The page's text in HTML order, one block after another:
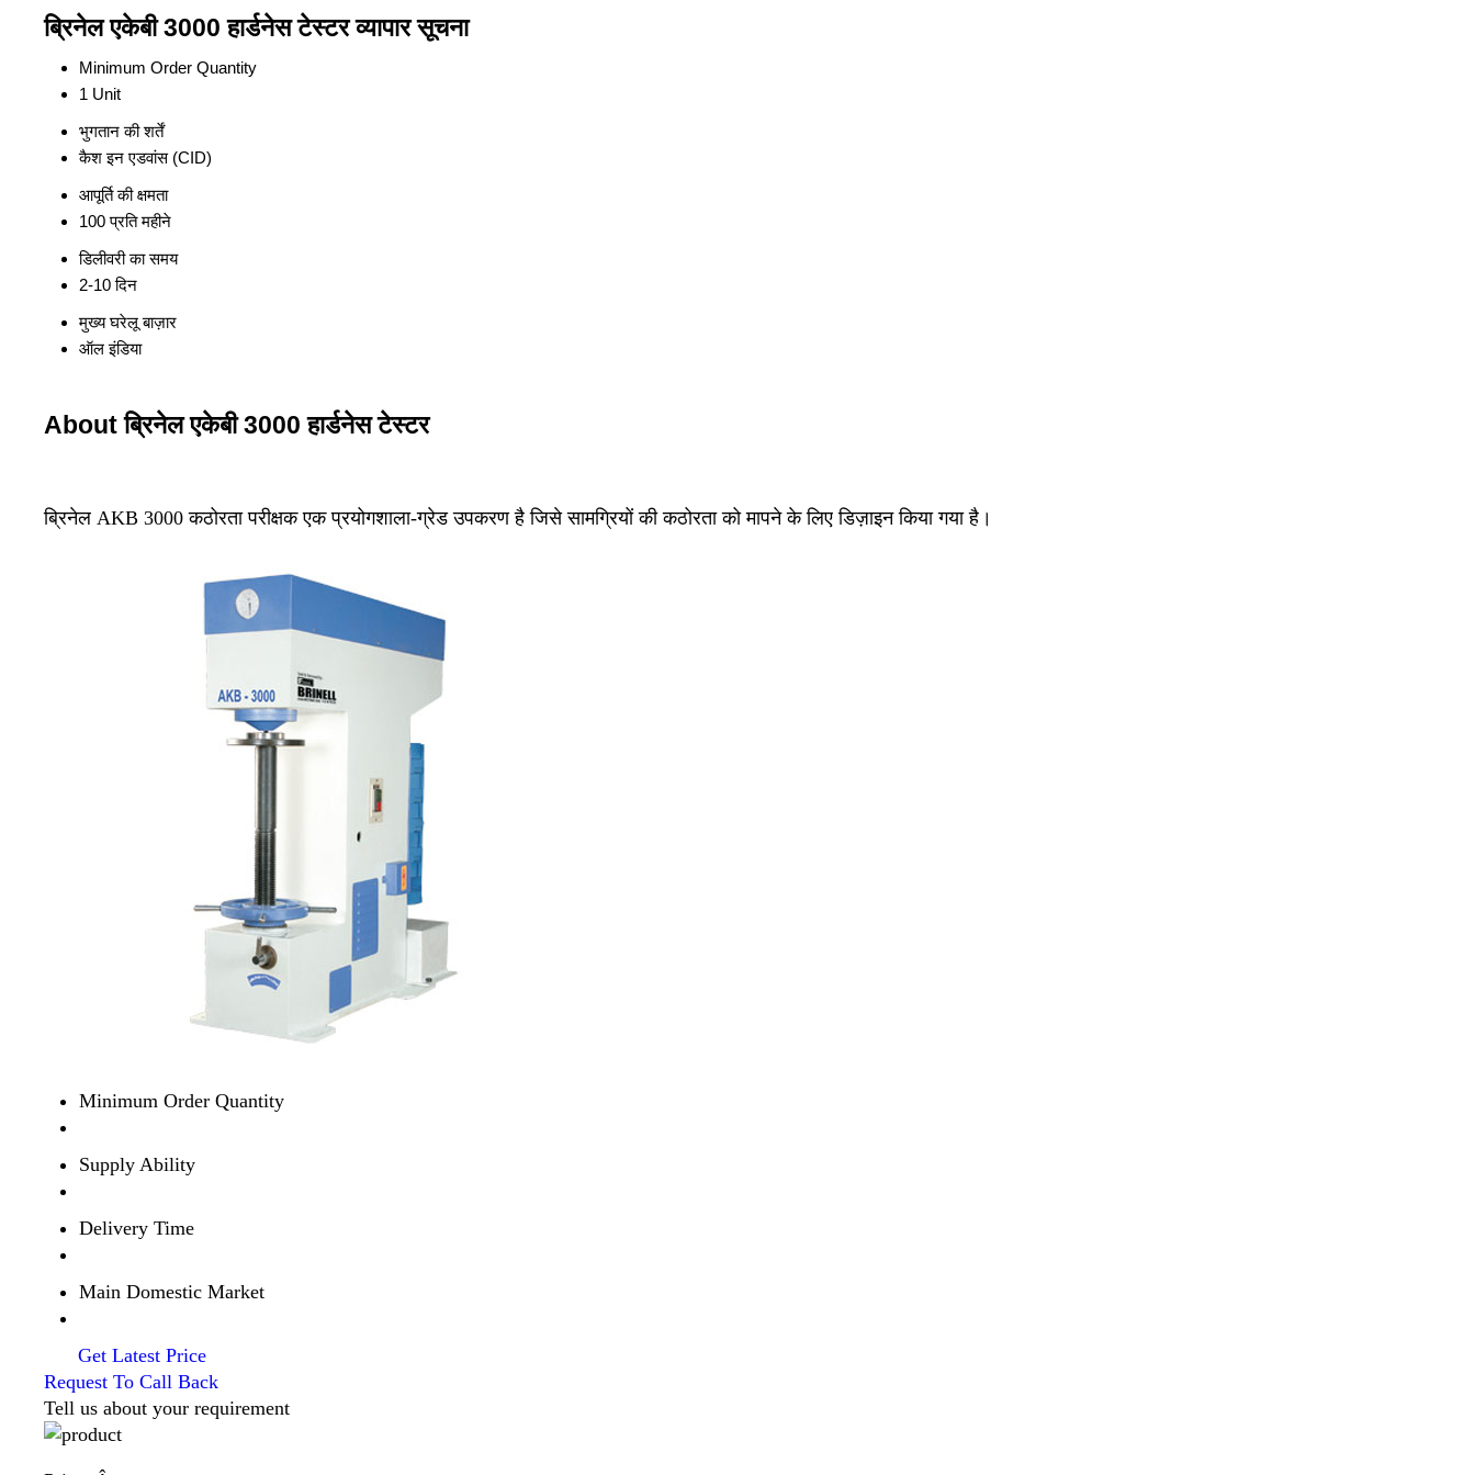
ब्रिनेल एकेबी 3000 हार्डनेस टेस्टर व्यापार सूचना
Minimum Order Quantity
1 Unit
भुगतान की शर्तें
कैश इन एडवांस (CID)
आपूर्ति की क्षमता
100 प्रति महीने
डिलीवरी का समय
2-10 दिन
मुख्य घरेलू बाज़ार
ऑल इंडिया
About ब्रिनेल एकेबी 3000 हार्डनेस टेस्टर
ब्रिनेल AKB 3000 कठोरता परीक्षक एक प्रयोगशाला-ग्रेड उपकरण है जिसे सामग्रियों की कठोरता को मापने के लिए डिज़ाइन किया गया है।
Minimum Order Quantity
Supply Ability
Delivery Time
Main Domestic Market
Get Latest Price
Request To Call Back
Tell us about your requirement